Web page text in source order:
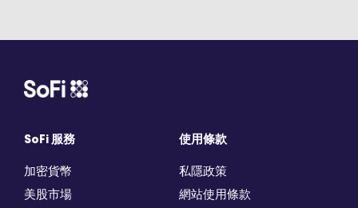
SoFi 服務
加密貨幣
美股市場
使用條款
私隱政策
網站使用條款